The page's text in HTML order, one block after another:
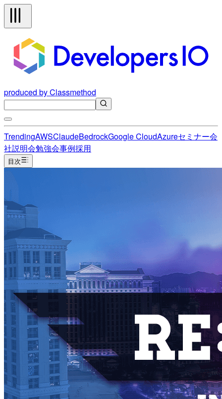
produced by Classmethod
TrendingAWSClaudeBedrockGoogle CloudAzureセミナー会
社説明会勉強会事例採用
目次